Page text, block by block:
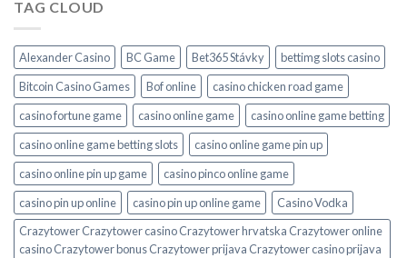
TAG CLOUD
Alexander Casino BC Game Bet365 Stávky
bettimg slots casino
Bitcoin Casino Games
Bof online
casino chicken road game
casino fortune game
casino online game
casino online game betting
casino online game betting slots
casino online game pin up
casino online pin up game
casino pinco online game
casino pin up online
casino pin up online game
Casino Vodka
Crazytower Crazytower casino Crazytower hrvatska Crazytower online
casino Crazytower bonus Crazytower prijava Crazytower casino prijava